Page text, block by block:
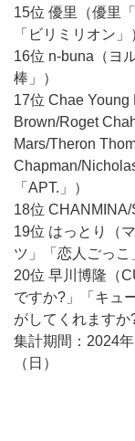
15位 優里（優里
「ビリミリオン」
16位 n-buna（ヨ
棒」）
17位 Chae Young
Brown/Roget
Mars/Theron
Chapman/
「APT.」）
18位 CHANMINA/
19位 はっとり（
ツ」「恋人ごっこ
20位 早川博隆（
ですか?」「キュ
がしてくれますか
集計期間：2024
（日）